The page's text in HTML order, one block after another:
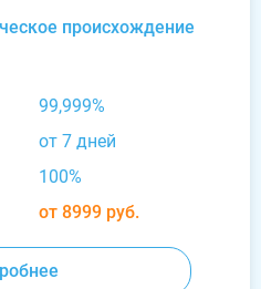
происхождение
99,999%
от 7 дней
100%
от 8999 руб.